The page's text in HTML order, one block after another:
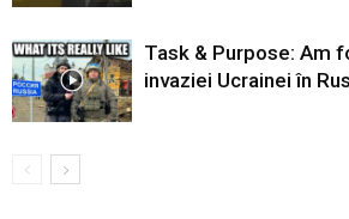
Task & Purpose: Am
invaziei Ucrainei în